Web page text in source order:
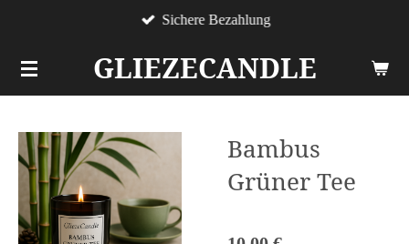
springen
GLIEZECANDLE
Sichere Bezahlung
Bambus
Grüner Tee